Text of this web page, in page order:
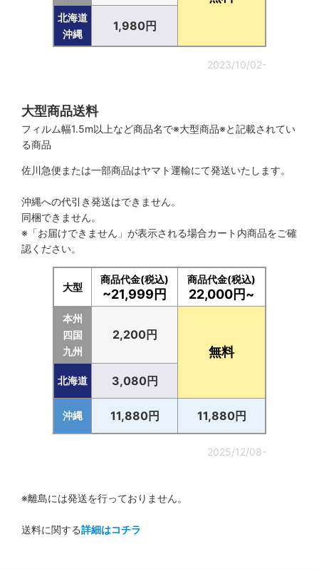
2024年新商品！！
自動車 (色) スモーク系2%〜6%（超濃）
自動車 (色) スモーク系7%〜17%（濃）
自動車 (色) スモーク系35%〜49%（薄）
自動車 (色) 薄色50%〜60%
自動車 (色) 淡色61%〜70%
自動車 (色) 微色71%〜79%
自動車 (色) 透明 クリア80%〜
自動車(色) オーロラ
自動車 (色) 銀 シルバーミラー
北海道
沖縄
1,980円
2023/10/02-
大型商品送料
フィルム幅1.5m以上など商品名で※大型商品※と記載されてい
る商品
佐川急便または一部商品はヤマト運輸にて発送いたします。
沖縄への代引き発送はできません。
同梱できません。
※「お届けできません」が表示される場合カート内商品をご確
認ください。
大型
商品代金(税込)
~21,999円
商品代金(税込)
22,000円~
本州
四国
九州
2,200円
無料
北海道 3,080円
沖縄 11,880円 11,880円
2025/12/08-
※離島には発送を行っておりません。
送料に関する詳細はコチラ